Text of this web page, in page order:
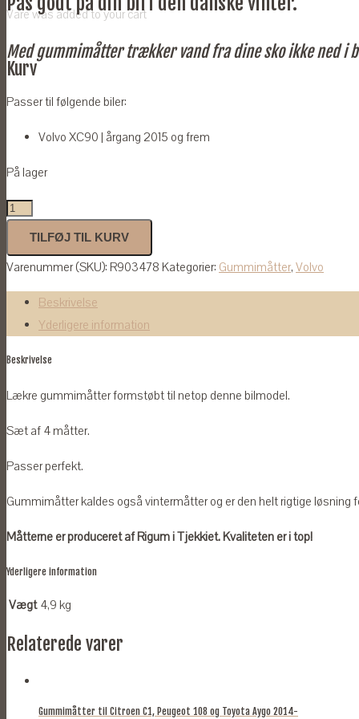
Varewas added to your cart
Kurv
Med gummimåtter trækker vand fra dine sko ikke ned i
Passer til følgende biler:
Volvo XC90 | årgang 2015 og frem
På lager
Gummimåtter
Volvo
XC90
2015-
antal
TILFØJ TIL KURV
Varenummer (SKU): R903478 Kategorier: Gummimåtter, Volvo
Beskrivelse
Yderligere information
Beskrivelse
Lækre gummimåtter formstøbt til netop denne bilmodel.
Sæt af 4 måtter.
Passer perfekt.
Gummimåtter kaldes også vintermåtter og er den helt rigtige løsning
Måtterne er produceret af Rigum i Tjekkiet. Kvaliteten er i top!
Yderligere information
Vægt 4,9 kg
Relaterede varer
Gummimåtter til Citroen C1, Peugeot 108 og Toyota Aygo 2014-